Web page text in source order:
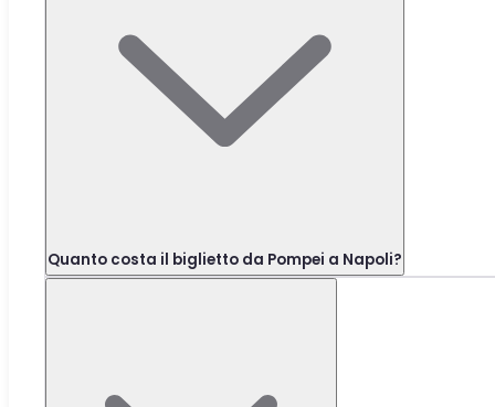
Quanto costa il biglietto da Pompei a Napoli?